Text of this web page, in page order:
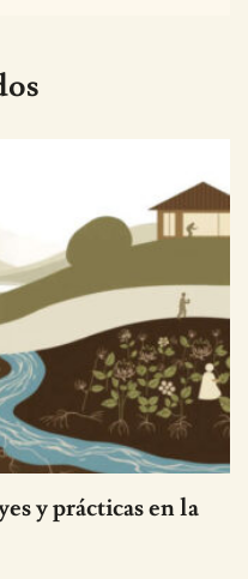
y prácticas en la